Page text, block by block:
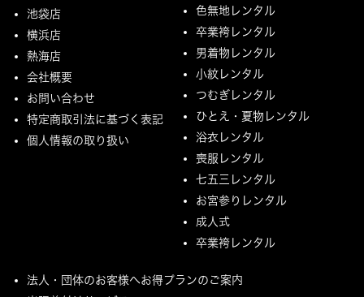
池袋店
横浜店
熱海店
会社概要
お問い合わせ
特定商取引法に基づく表記
個人情報の取り扱い
色無地レンタル
卒業袴レンタル
男着物レンタル
小紋レンタル
つむぎレンタル
ひとえ・夏物レンタル
浴衣レンタル
喪服レンタル
七五三レンタル
お宮参りレンタル
成人式
卒業袴レンタル
法人・団体のお客様へお得プランのご案内